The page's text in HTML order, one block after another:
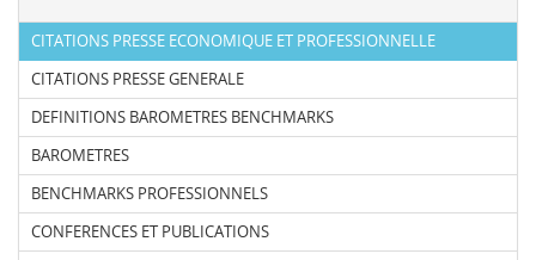
CITATIONS PRESSE ECONOMIQUE ET PROFESSIONNELLE
CITATIONS PRESSE GENERALE
DEFINITIONS BAROMETRES BENCHMARKS
BAROMETRES
BENCHMARKS PROFESSIONNELS
CONFERENCES ET PUBLICATIONS